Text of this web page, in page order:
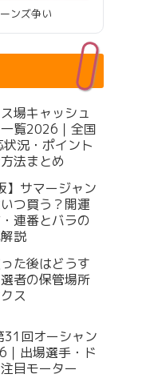
ンズ争い
場キャッシュ
覧2026｜全国
況・ポイント
法まとめ
】サマージャン
つ買う？開運
連番とバラの
説
た後はどうす
者の保管場所
ス
31回オーシャン
｜出場選手・ド
目モーター